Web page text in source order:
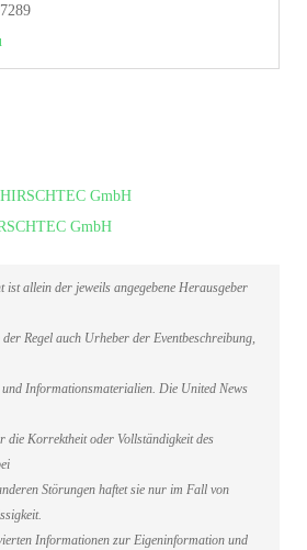
GmbH
GmbH
ist allein der jeweils angegebene Herausgeber
Regel auch Urheber der Eventbeschreibung,
Informationsmaterialien. Die United News
die Korrektheit oder Vollständigkeit des
Störungen haftet sie nur im Fall von
Informationen zur Eigeninformation und